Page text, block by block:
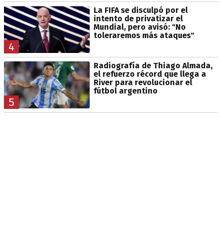
4
La FIFA se disculpó por el
intento de privatizar el
Mundial, pero avisó: "No
toleraremos más ataques"
5
Radiografía de Thiago Almada,
el refuerzo récord que llega a
River para revolucionar el
fútbol argentino